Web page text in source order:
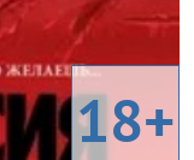
18+